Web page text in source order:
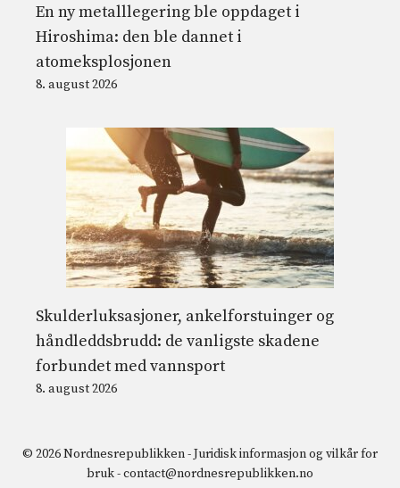
En ny metalllegering ble oppdaget i
Hiroshima: den ble dannet i
atomeksplosjonen
8. august 2026
Skulderluksasjoner, ankelforstuinger og
håndleddsbrudd: de vanligste skadene
forbundet med vannsport
8. august 2026
© 2026 Nordnesrepublikken -Juridisk informasjon og vilkår for
bruk-contact@nordnesrepublikken.no